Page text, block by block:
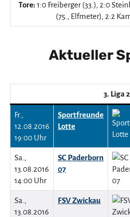
Tore: 1:0 Freiberger (33.), 2:0
(75., Elfmeter), 2:2
Aktueller
3. Liga
Fr.,
12.08.2016
19:00 Uhr
Sportfreunde
Lotte
Sa.,
13.08.2016
14:00 Uhr
SC Paderborn
07
Sa.,
13.08.2016
FSV Zwickau